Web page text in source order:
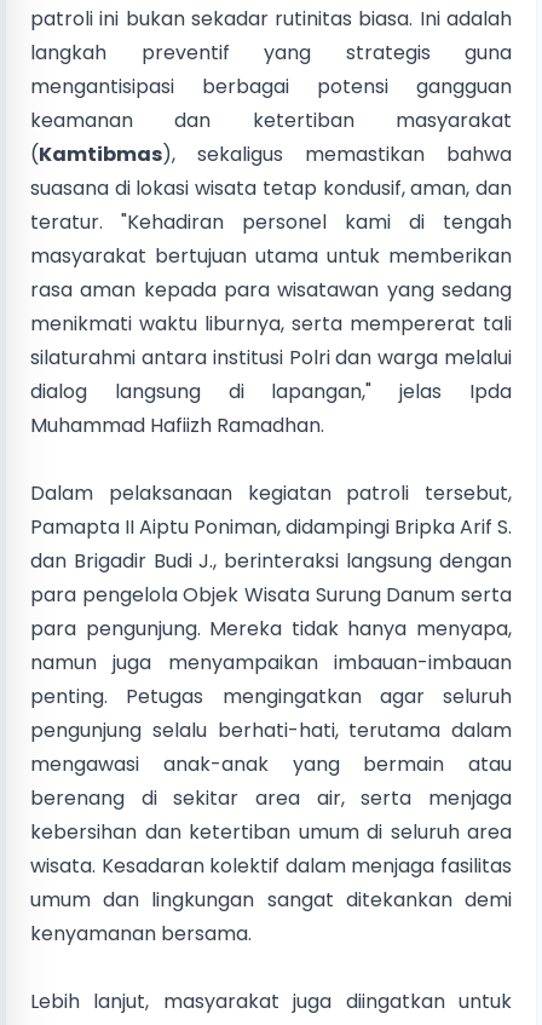
patroli ini bukan sekadar rutinitas biasa. Ini adalah
langkah preventif yang strategis guna
mengantisipasi berbagai potensi gangguan
keamanan dan ketertiban masyarakat
(Kamtibmas), sekaligus memastikan bahwa
suasana di lokasi wisata tetap kondusif, aman, dan
teratur. "Kehadiran personel kami di tengah
masyarakat bertujuan utama untuk memberikan
rasa aman kepada para wisatawan yang sedang
menikmati waktu liburnya, serta mempererat tali
silaturahmi antara institusi Polri dan warga melalui
dialog langsung di lapangan," jelas Ipda
Muhammad Hafiizh Ramadhan.
Dalam pelaksanaan kegiatan patroli tersebut,
Pamapta II Aiptu Poniman, didampingi Bripka Arif S.
dan Brigadir Budi J., berinteraksi langsung dengan
para pengelola Objek Wisata Surung Danum serta
para pengunjung. Mereka tidak hanya menyapa,
namun juga menyampaikan imbauan-imbauan
penting. Petugas mengingatkan agar seluruh
pengunjung selalu berhati-hati, terutama dalam
mengawasi anak-anak yang bermain atau
berenang di sekitar area air, serta menjaga
kebersihan dan ketertiban umum di seluruh area
wisata. Kesadaran kolektif dalam menjaga fasilitas
umum dan lingkungan sangat ditekankan demi
kenyamanan bersama.
Lebih lanjut, masyarakat juga diingatkan untuk